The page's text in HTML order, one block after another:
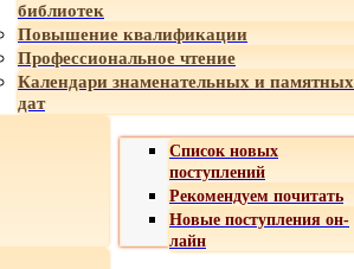
библиотек
Повышение квалификации
Профессиональное чтение
Календари знаменательных и памятных
дат
Список новых
поступлений
Рекомендуем почитать
Новые поступления он-
лайн